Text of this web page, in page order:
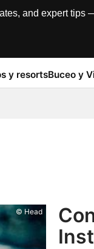
and expert tips
y resortsBuceo y
© Head